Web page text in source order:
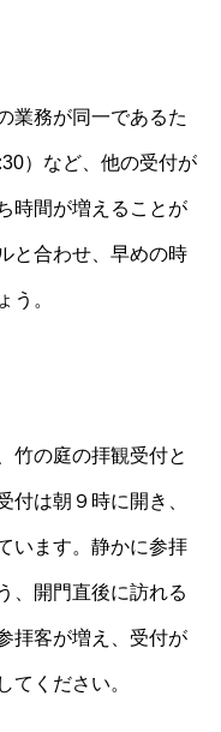
業務が同一であるた
）など、他の受付が
時間が増えることが
と合わせ、早めの時
う。
竹の庭の拝観受付と
付は朝９時に開き、
います。静かに参拝
、開門直後に訪れる
拝客が増え、受付が
てください。